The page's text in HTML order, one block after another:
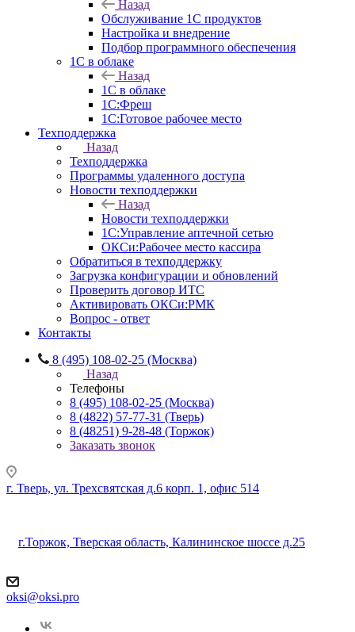
Назад
Обслуживание 1С продуктов
Настройка и внедрение
Подбор программного обеспечения
1С в облаке
Назад
1С в облаке
1C:Фреш
1C:Готовое рабочее место
Техподдержка
Назад
Техподдержка
Программы удаленного доступа
Новости техподдержки
Назад
Новости техподдержки
1С:Управление аптечной сетью
ОКСи:Рабочее место кассира
Обратиться в техподдержку
Загрузка конфигурации и обновлений
Проверить договор ИТС
Активировать ОКСи:РМК
Вопрос - ответ
Контакты
8 (495) 108-02-25 (Москва)
Назад
Телефоны
8 (495) 108-02-25 (Москва)
8 (4822) 57-77-31 (Тверь)
8 (48251) 9-28-48 (Торжок)
Заказать звонок
г. Тверь, ул. Трехсвятская д.6 корп. 1, офис 514
г.Торжок, Тверская область, Калининское шоссе д.25
oksi@oksi.pro